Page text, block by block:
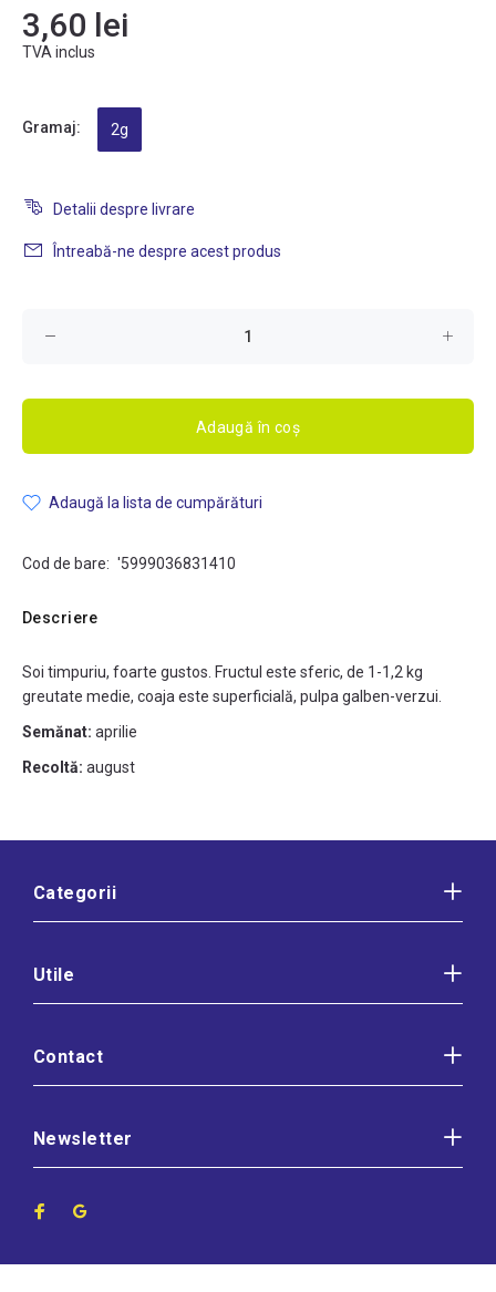
3,60 lei
TVA inclus
Gramaj: 2g
Detalii despre livrare
Întreabă-ne despre acest produs
Adaugă în coș
Adaugă la lista de cumpărături
Cod de bare: '5999036831410
Descriere
Soi timpuriu, foarte gustos. Fructul este sferic, de 1-1,2 kg
greutate medie, coaja este superficială, pulpa galben-verzui.
Semănat: aprilie
Recoltă: august
Categorii
Utile
Contact
Newsletter